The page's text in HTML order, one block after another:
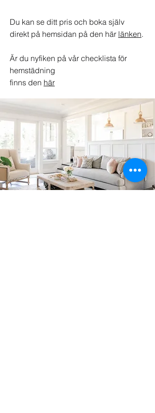
Du kan se ditt pris och boka själv
direkt på hemsidan på den här länken.
Är du nyfiken på vår checklista för
hemstädning
finns den här